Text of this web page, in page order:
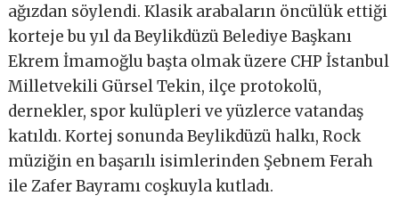
ağızdan söylendi. Klasik arabaların öncülük ettiği
korteje bu yıl da Beylikdüzü Belediye Başkanı
Ekrem İmamoğlu başta olmak üzere CHP İstanbul
Milletvekili Gürsel Tekin, ilçe protokolü,
dernekler, spor kulüpleri ve yüzlerce vatandaş
katıldı. Kortej sonunda Beylikdüzü halkı, Rock
müziğin en başarılı isimlerinden Şebnem Ferah
ile Zafer Bayramı coşkuyla kutladı.